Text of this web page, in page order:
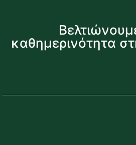
καθημερινότητα